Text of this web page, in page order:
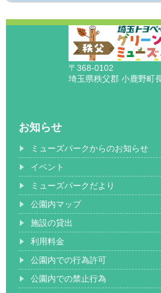
〒368-0102
埼玉県秩父郡 小鹿野町
お知らせ
ミューズパークからのお知らせ
イベント
ミューズパークだより
公園内マップ
施設の貸出
利用料金
公園内での行為許可
公園内での禁止行為